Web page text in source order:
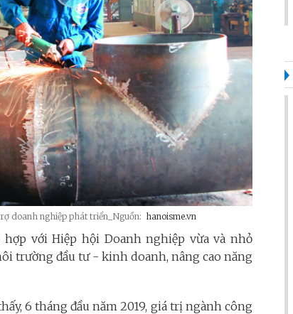
doanh nghiệp phát triển_Nguồn: hanoisme.vn
hợp với Hiệp hội Doanh nghiệp vừa và nhỏ
trường đầu tư - kinh doanh, nâng cao năng
6 tháng đầu năm 2019, giá trị ngành công